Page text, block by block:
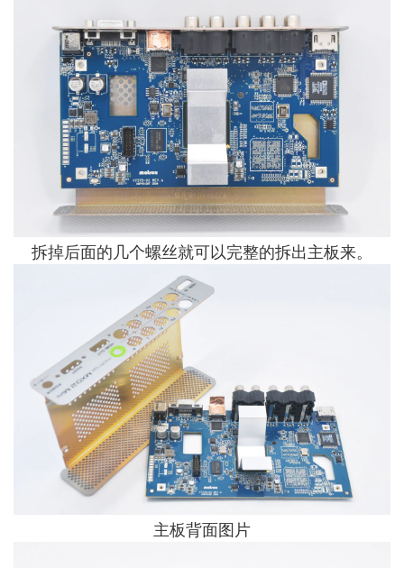
拆掉后面的几个螺丝就可以完整的拆出主板来。
主板背面图片